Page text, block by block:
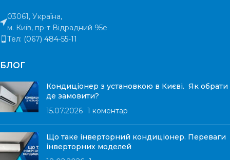
03061, Україна,
м. Київ, пр-т Відрадний 95е
Тел: (067) 484-55-11
БЛОГ
Кондиціонер з установкою в Києві. Як обрати
де замовити?
15.07.2026 1 коментар
Що таке інверторний кондиціонер. Переваги
інверторних моделей